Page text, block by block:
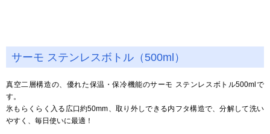
サーモ ステンレスボトル（500ml）
真空二層構造の、優れた保温・保冷機能のサーモ ステンレスボトル500mlで
す。
氷もらくらく入る広口約50mm、取り外しできる内フタ構造で、分解して洗い
やすく、毎日使いに最適！